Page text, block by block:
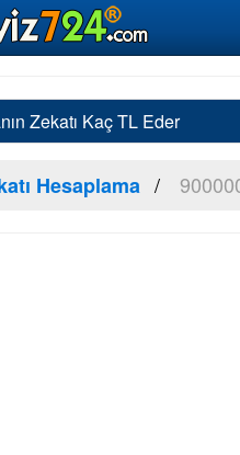
Zekatı Kaç TL Eder
Hesaplama